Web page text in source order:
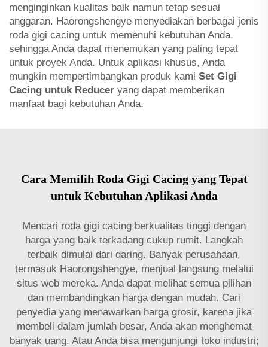
menginginkan kualitas baik namun tetap sesuai
anggaran. Haorongshengye menyediakan berbagai jenis
roda gigi cacing untuk memenuhi kebutuhan Anda,
sehingga Anda dapat menemukan yang paling tepat
untuk proyek Anda. Untuk aplikasi khusus, Anda
mungkin mempertimbangkan produk kami Set Gigi
Cacing untuk Reducer yang dapat memberikan
manfaat bagi kebutuhan Anda.
Cara Memilih Roda Gigi Cacing yang Tepat
untuk Kebutuhan Aplikasi Anda
Mencari roda gigi cacing berkualitas tinggi dengan
harga yang baik terkadang cukup rumit. Langkah
terbaik dimulai dari daring. Banyak perusahaan,
termasuk Haorongshengye, menjual langsung melalui
situs web mereka. Anda dapat melihat semua pilihan
dan membandingkan harga dengan mudah. Cari
penyedia yang menawarkan harga grosir, karena jika
membeli dalam jumlah besar, Anda akan menghemat
banyak uang. Atau Anda bisa mengunjungi toko industri;